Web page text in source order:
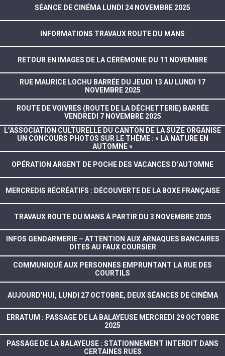
SÉANCE DE CINÉMA LUNDI 24 NOVEMBRE 2025
INFORMATIONS TRAVAUX ROUTE DU MANS
RETOUR EN IMAGES DE LA CÉRÉMONIE DU 11 NOVEMBRE
RUE MAURICE LOCHU BARRÉE DU JEUDI 13 AU LUNDI 17
NOVEMBRE 2025
ROUTE DE VOIVRES (ROUTE DE LA DÉCHETTERIE) BARRÉE
VENDREDI 7 NOVEMBRE 2025
L’ASSOCIATION CULTURELLE DU CANTON DE LA SUZE ORGANISE
UN CONCOURS PHOTOS SUR LE THÈME : « LA NATURE EN
AUTOMNE »
OPÉRATION ARGENT DE POCHE DES VACANCES D’AUTOMNE
MERCREDIS RÉCRÉATIFS : DÉCOUVERTE DE LA BOXE FRANÇAISE
TRAVAUX ROUTE DU MANS À PARTIR DU 3 NOVEMBRE 2025
INFOS GENDARMERIE – ATTENTION AUX ARNAQUES BANCAIRES
DITES AU FAUX COURSIER
COMMUNIQUÉ AUX PERSONNES EMPRUNTANT LA RUE DES
COURTILS
AUJOURD’HUI, LUNDI 27 OCTOBRE, DEUX SÉANCES DE CINÉMA
ERRATUM : PASSAGE DE LA BALAYEUSE MERCREDI 29 OCTOBRE
2025
PASSAGE DE LA BALAYEUSE : STATIONNEMENT INTERDIT DANS
CERTAINES RUES